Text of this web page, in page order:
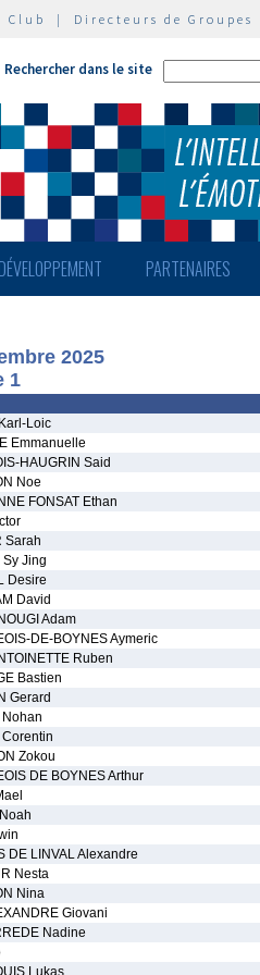
Club | Directeurs de Groupes
Rechercher dans le site
DÉVELOPPEMENT PARTENAIRES
2025
1
Loic
Emmanuelle
HAUGRIN Said
Noe
FONSAT Ethan
Sarah
Sy Jing
Desire
David
Adam
DE-BOYNES Aymeric
Ruben
Bastien
Gerard
Corentin
Zokou
DE BOYNES Arthur
DE LINVAL Alexandre
Nesta
Nina
Giovani
Nadine
Lukas